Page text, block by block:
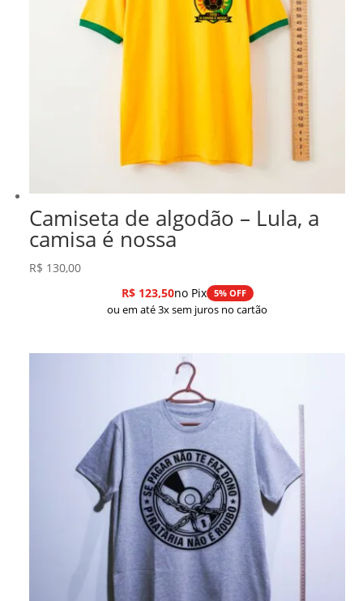
Camiseta de algodão – Lula, a
camisa é nossa
R$ 130,00
R$123,50no Pix 5% OFF
ou em até 3x sem juros no cartão